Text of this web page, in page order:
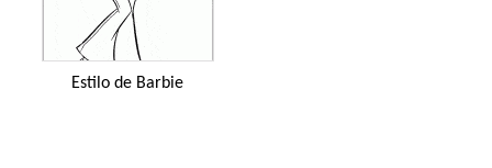
Estilo de Barbie